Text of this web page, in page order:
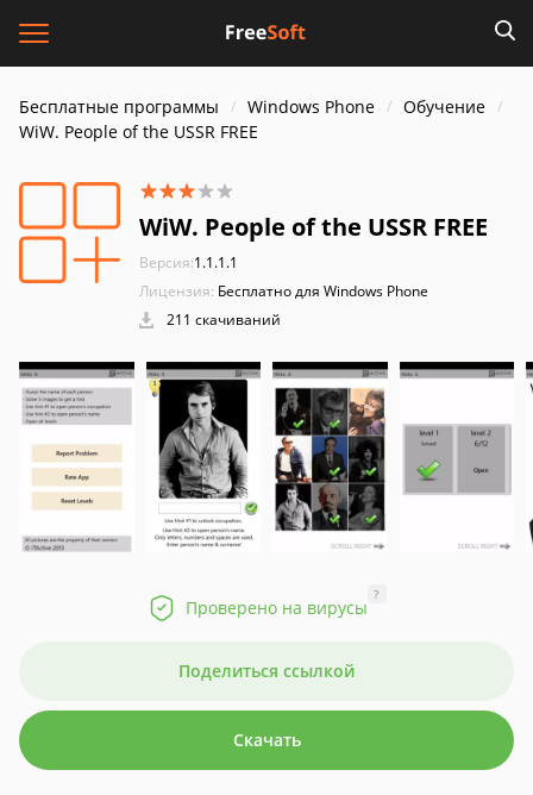
Бесплатные программы Windows Phone
Обучение
WiW. People of the USSR FREE
WiW. People of the USSR FREE
Версия:1.1.1.1
Лицензия: Бесплатно для Windows Phone
211 скачиваний
Проверено на вирусы
?
Поделиться ссылкой
Скачать